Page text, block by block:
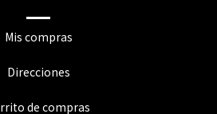
Mis compras
Direcciones
de compras